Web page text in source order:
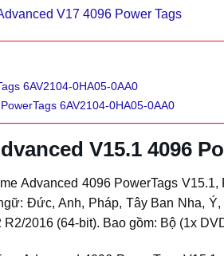
V17 4096 Power Tags
6AV2104-0HA05-0AA0
6AV2104-0HA05-0AA0
V15.1 4096
Advanced 4096 PowerTags
Đức, Anh, Pháp, Tây Ban Nha,
2016 (64-bit). Bao gồm: Bộ (1x